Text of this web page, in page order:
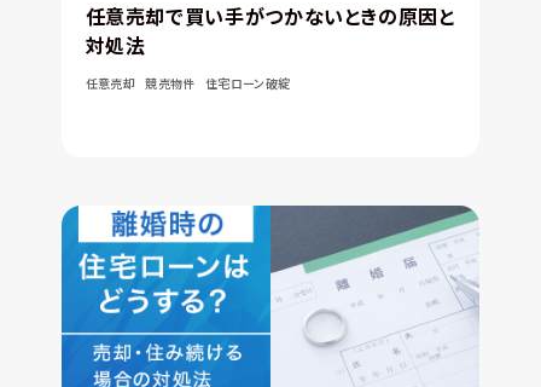
任意売却で買い手がつかないときの原因と
対処法
任意売却 競売物件 住宅ローン破綻